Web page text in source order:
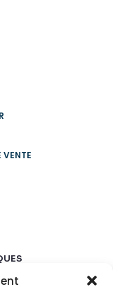
VENTE